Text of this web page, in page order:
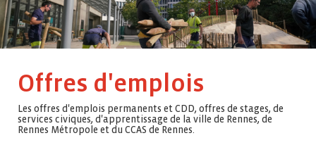
Offres d'emplois
Les offres d'emplois permanents et CDD, offres de stages, de
services civiques, d'apprentissage de la ville de Rennes, de
Rennes Métropole et du CCAS de Rennes.